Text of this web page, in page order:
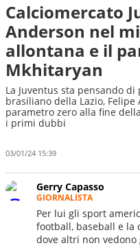
Calciomercato
Anderson nel
allontana e il
Mkhitaryan
La Juventus sta pensando
brasiliano della Lazio,
parametro zero alla fine
i primi dubbi
03/01/24 15:39
Gerry Capasso
GIORNALISTA
Per lui gli sport
football, baseball e la
dove altri non vedono